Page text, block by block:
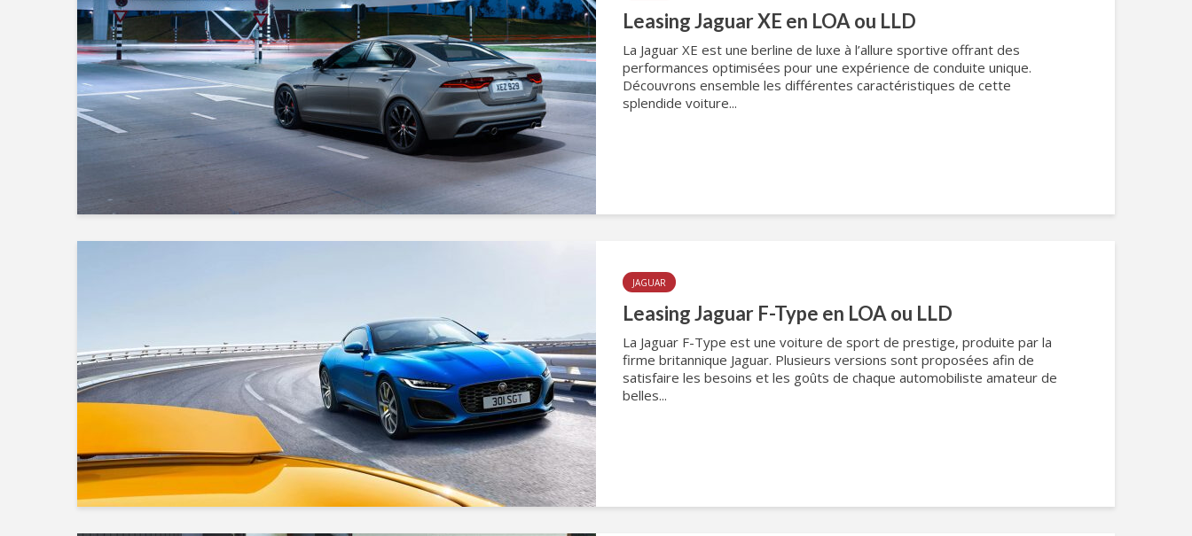
Leasing Jaguar XE en LOA ou LLD
La Jaguar XE est une berline de luxe à l’allure sportive offrant des
performances optimisées pour une expérience de conduite unique.
Découvrons ensemble les différentes caractéristiques de cette
splendide voiture...
JAGUAR
Leasing Jaguar F-Type en LOA ou LLD
La Jaguar F-Type est une voiture de sport de prestige, produite par la
firme britannique Jaguar. Plusieurs versions sont proposées afin de
satisfaire les besoins et les goûts de chaque automobiliste amateur de
belles...